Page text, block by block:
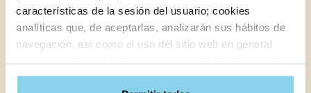
características de la sesión del usuario; cookies
analíticas que, de aceptarlas, analizarán sus hábitos de
navegación, así como el uso del sitio web en general
nuestros servicios y mostrarte contenido útil.
emocionales. Actividades como estas —junto
con los ejercicios para fortalecer las piernas en
personas mayores— contribuyen a mantener la
durante más tiempo.